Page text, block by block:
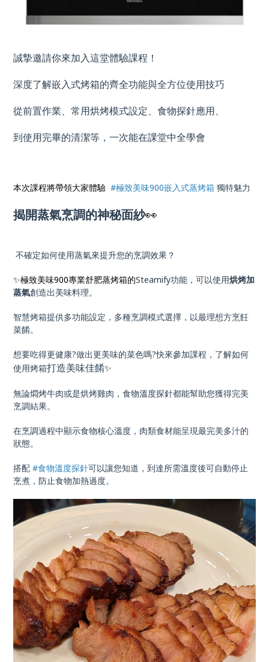
誠摯邀請你來加入這堂體驗課程！
深度了解嵌入式烤箱的齊全功能與全方位使用技巧
從前置作業、常用烘烤模式設定、食物探針應用、
到使用完畢的清潔等，一次能在課堂中全學會
本次課程將帶領大家體驗 #極致美味900嵌入式蒸烤箱獨特魅力
揭開蒸氣烹調的神秘面紗👀
不確定如何使用蒸氣來提升您的烹調效果？
✨極致美味900專業舒肥蒸烤箱的Steamify功能，可以使用烘烤加
蒸氣創造出美味料理。
智慧烤箱提供多功能設定，多種烹調模式選擇，以最理想方烹飪
菜餚。
想要吃得更健康?做出更美味的菜色嗎?快來參加課程，了解如何
使用烤箱打造美味佳餚✨
無論燜烤牛肉或是烘烤雞肉，食物溫度探針都能幫助您獲得完美
烹調結果。
在烹調過程中顯示食物核心溫度，肉類食材能呈現最完美多汁的
狀態。
搭配 #食物溫度探針可以讓您知道，到達所需溫度後可自動停止
烹煮，防止食物加熱過度。